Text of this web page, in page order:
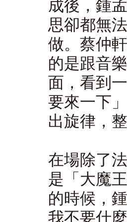
成後，鍾
思卻都無
做。蔡仲
的是跟音
面，看到
要來一下
出旋律，
在場除了
是「大魔
的時候，
我不要什